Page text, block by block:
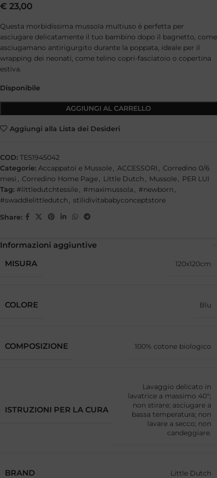
€ 23,00
Questa morbidissima mussola multiuso è perfetta per
asciugare delicatamente il tuo bambino dopo il bagnetto, come
asciugamano antirigurgito durante la poppata, ideale per il
wrapping dei neonati, come telino copri-fasciatoio o copertina
estiva.
Disponibile
AGGIUNGI AL CARRELLO
Aggiungi alla Lista dei Desideri
COD: TE51945042
Categorie: Accappatoi e Mussole, ACCESSORI , Corredino 0/6
mesi , Corredino Home Page, Little Dutch , Mussole, PER LUI
Tag: #littledutchtessile, #maximussola , #newborn ,
#swaddlelittledutch , stilidivitababyconceptstore
Share:
Informazioni aggiuntive
MISURA
120x120cm
COLORE Blu
COMPOSIZIONE 100% cotone biologico
ISTRUZIONI PER LA CURA
Lavaggio delicato in
lavatrice a massimo 40°;
non stirare; asciugare a
bassa temperatura; non
lavare a secco; non
candeggiare.
BRAND Little Dutch